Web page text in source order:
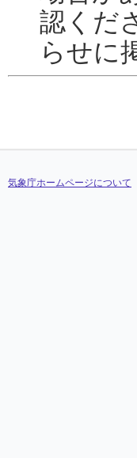
認くだ
らせに
気象庁ホームページについて